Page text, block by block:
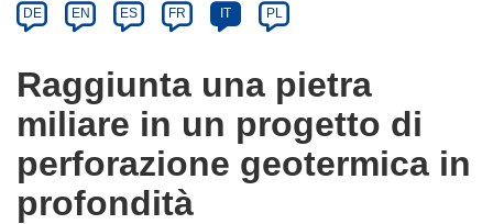
Article
available
the
following
languages:
DE EN ES FR IT PL
Raggiunta una pietra
miliare in un progetto di
perforazione geotermica in
profondità